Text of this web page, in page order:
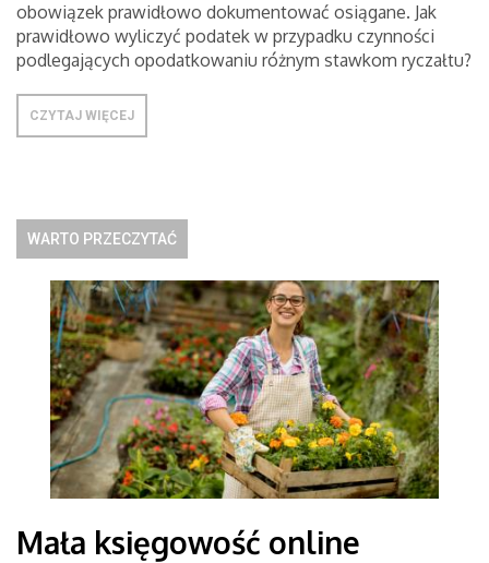
obowiązek prawidłowo dokumentować osiągane. Jak
prawidłowo wyliczyć podatek w przypadku czynności
podlegających opodatkowaniu różnym stawkom ryczałtu?
CZYTAJ WIĘCEJ
WARTO PRZECZYTAĆ
Mała księgowość online